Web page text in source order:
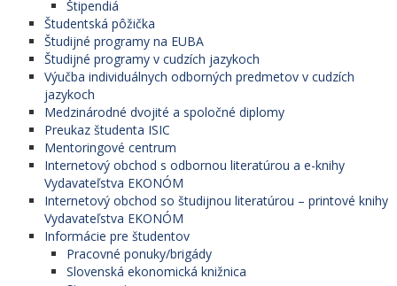
Štipendiá
Študentská pôžička
Študijné programy na EUBA
Študijné programy v cudzích jazykoch
Výučba individuálnych odborných predmetov v cudzích
jazykoch
Medzinárodné dvojité a spoločné diplomy
Preukaz študenta ISIC
Mentoringové centrum
Internetový obchod s odbornou literatúrou a e-knihy
Vydavateľstva EKONÓM
Internetový obchod so študijnou literatúrou – printové knihy
Vydavateľstva EKONÓM
Informácie pre študentov
Pracovné ponuky/brigády
Slovenská ekonomická knižnica